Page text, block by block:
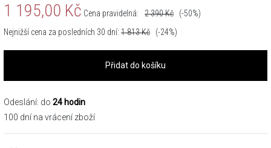
1 195,00 Kč Cena pravidelná: 2 390Kč
(-50%)
Nejnižší cena za posledních 30 dní: 1 813Kč (-24%)
Přidat do košíku
Odeslání: do 24 hodin
100 dní na vrácení zboží